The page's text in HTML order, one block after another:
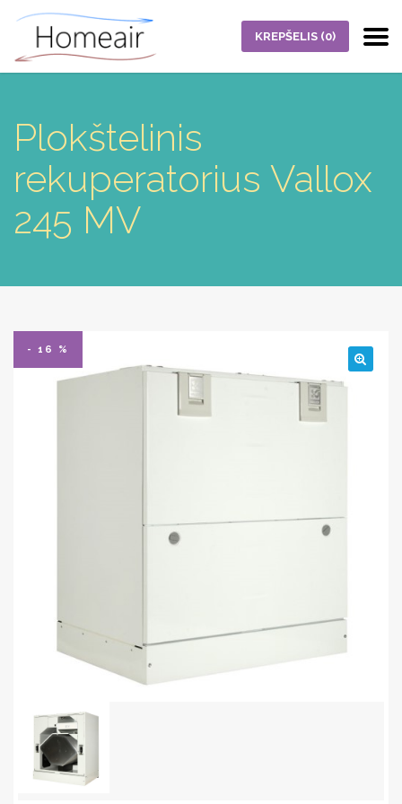
KREPŠELIS (0)
Plokštelinis
rekuperatorius Vallox
245 MV
- 16 %